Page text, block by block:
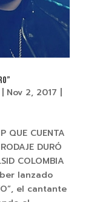
Nov 2, 2017
QUE CUENTA
DURÓ
COLOMBIA
lanzado
el cantante